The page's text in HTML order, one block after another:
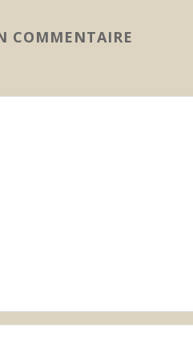
COMMENTAIRE